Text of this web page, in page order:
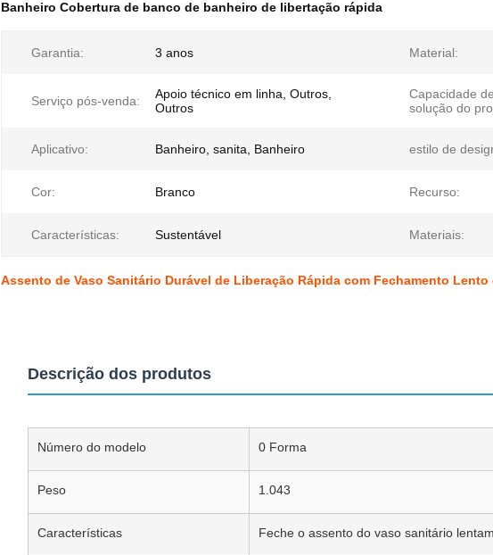
Banheiro Cobertura de banco de banheiro de libertação rápida
Garantia: 3 anos Material:
Serviço pós-venda:
Apoio técnico em linha, Outros,
Outros
Capacidade de
solução do
Aplicativo: Banheiro, sanita, Banheiro estilo de
Cor: Branco Recurso:
Características: Sustentável Materiais:
Assento de Vaso Sanitário Durável de Liberação Rápida com Fechamento
Descrição dos produtos
Número do modelo 0 Forma
Peso 1.043
Características Feche o assento do vaso sanitário